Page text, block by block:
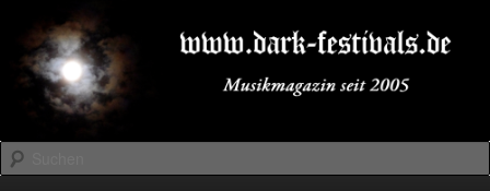
primären
Inhalt
springenDARK-FESTIVALS.DE
Suchen